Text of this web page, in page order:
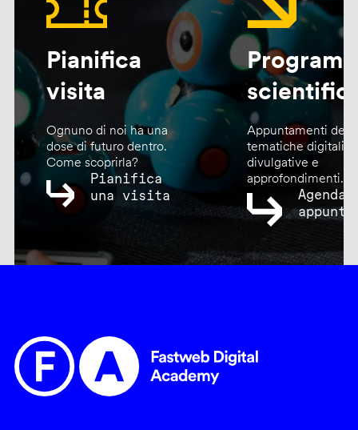
Pianifica
visita
Ognuno di noi ha una
dose di futuro dentro.
Come scoprirla?
Pianifica
una visita
Appuntamenti
tematiche digitali,
divulgative e
approfondimenti.
Agenda